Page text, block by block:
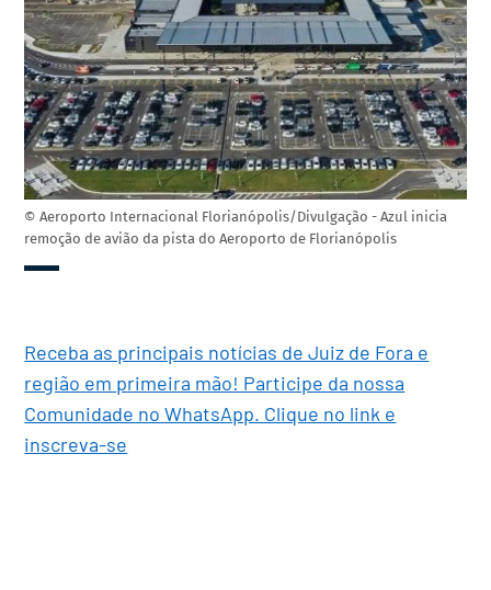
© Aeroporto Internacional Florianópolis/Divulgação - Azul inicia
remoção de avião da pista do Aeroporto de Florianópolis
Receba as principais notícias de Juiz de Fora e
região em primeira mão! Participe da nossa
Comunidade no WhatsApp. Clique no link e
inscreva-se